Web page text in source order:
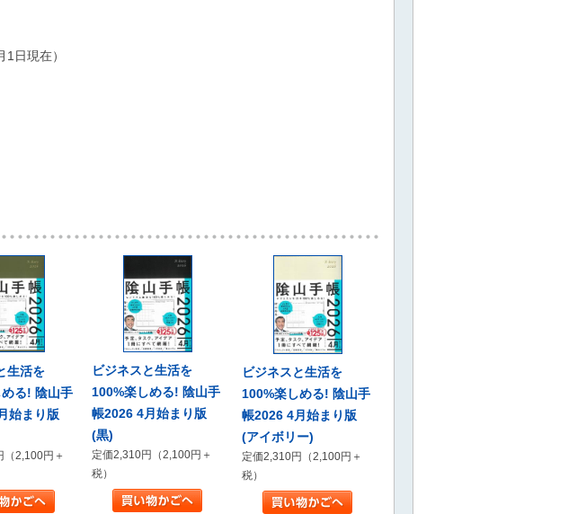
日現在）
生活を
る! 陰山手
始まり版
（2,100円＋
ビジネスと生活を
100%楽しめる! 陰山手
帳2026 4月始まり版
(黒)
定価2,310円（2,100円＋
税）
ビジネスと生活を
100%楽しめる! 陰山手
帳2026 4月始まり版
(アイボリー)
定価2,310円（2,100円＋
税）